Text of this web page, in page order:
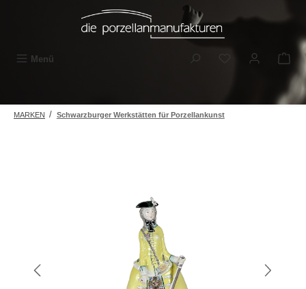
Zum Hauptinhalt springen
Menü Du hast 0
MARKEN / Schwarzburger Werkstätten für Porzellankunst